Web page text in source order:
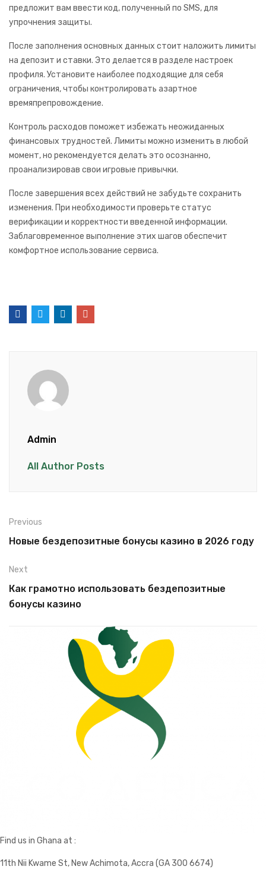
предложит вам ввести код, полученный по SMS, для
упрочнения защиты.
После заполнения основных данных стоит наложить лимиты
на депозит и ставки. Это делается в разделе настроек
профиля. Установите наиболее подходящие для себя
ограничения, чтобы контролировать азартное
времяпрепровождение.
Контроль расходов поможет избежать неожиданных
финансовых трудностей. Лимиты можно изменить в любой
момент, но рекомендуется делать это осознанно,
проанализировав свои игровые привычки.
После завершения всех действий не забудьте сохранить
изменения. При необходимости проверьте статус
верификации и корректности введенной информации.
Заблаговременное выполнение этих шагов обеспечит
комфортное использование сервиса.
Admin
All Author Posts
Previous
Новые бездепозитные бонусы казино в 2026 году
Next
Как грамотно использовать бездепозитные
бонусы казино
Find us in Ghana at :
11th Nii Kwame St, New Achimota, Accra (GA 300 6674)